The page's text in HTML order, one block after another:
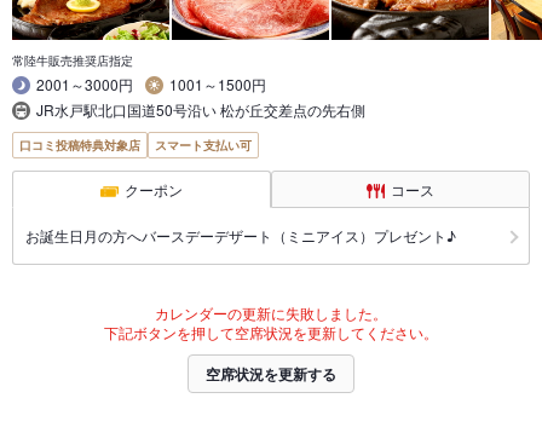
常陸牛販売推奨店指定
2001～3000円
1001～1500円
JR水戸駅北口国道50号沿い 松が丘交差点の先右側
口コミ投稿特典対象店 スマート支払い可
クーポン コース
お誕生日月の方へバースデーデザート（ミニアイス）プレゼント♪
カレンダーの更新に失敗しました。
下記ボタンを押して空席状況を更新してください。
空席状況を更新する